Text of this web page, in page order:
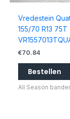
Vredestein
155/70 R13 75T
€70.84
Bestellen
All Season